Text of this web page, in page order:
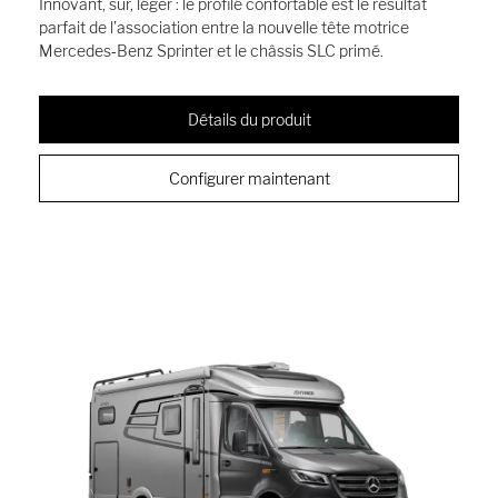
Innovant, sûr, léger : le profilé confortable est le résultat
parfait de l’association entre la nouvelle tête motrice
Mercedes‑Benz Sprinter et le châssis SLC primé.
Détails du produit
Configurer maintenant